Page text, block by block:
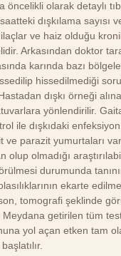
öncelikli olarak detaylı
dışkılama sayısı
ilaçlar ve haiz olduğu
Arkasından doktor
karında bazı
hissedilmediği
dışkı örneği
yönlendirilir.
ile dışkıdaki
ve parazit yumurtaları
olup olmadığı
durumunda
ekarte
tomografi şeklinde
getirilen tüm
yol açan etken tam